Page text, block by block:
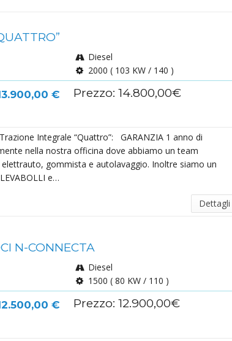
Diesel
2000 ( 103 KW / 140 )
€ Prezzo: 14.800,00€
Integrale “Quattro”: GARANZIA 1 anno di
nella nostra officina dove abbiamo un team
elettrauto, gommista e autolavaggio. Inoltre siamo un
e…
Dettagli
N-CONNECTA
Diesel
1500 ( 80 KW / 110 )
€ Prezzo: 12.900,00€